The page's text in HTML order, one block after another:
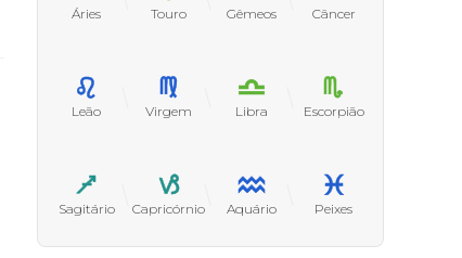
Áries Touro Gêmeos Câncer
Leão Virgem Libra Escorpião
Sagitário Capricórnio Aquário Peixes